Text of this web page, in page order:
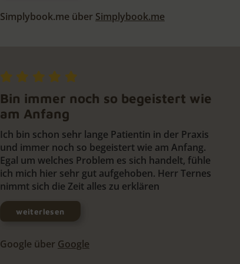
Simplybook.me über Simplybook.me
Bin immer noch so begeistert wie
am Anfang
Ich bin schon sehr lange Patientin in der Praxis
und immer noch so begeistert wie am Anfang.
Egal um welches Problem es sich handelt, fühle
ich mich hier sehr gut aufgehoben. Herr Ternes
nimmt sich die Zeit alles zu erklären
weiterlesen
Google über Google